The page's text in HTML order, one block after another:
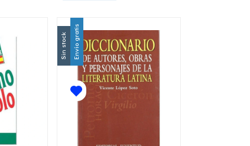
Sin stock Envío gratis